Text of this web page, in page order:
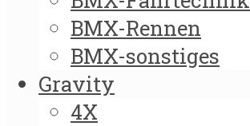
BMX-Rennen
BMX-sonstiges
Gravity
4X